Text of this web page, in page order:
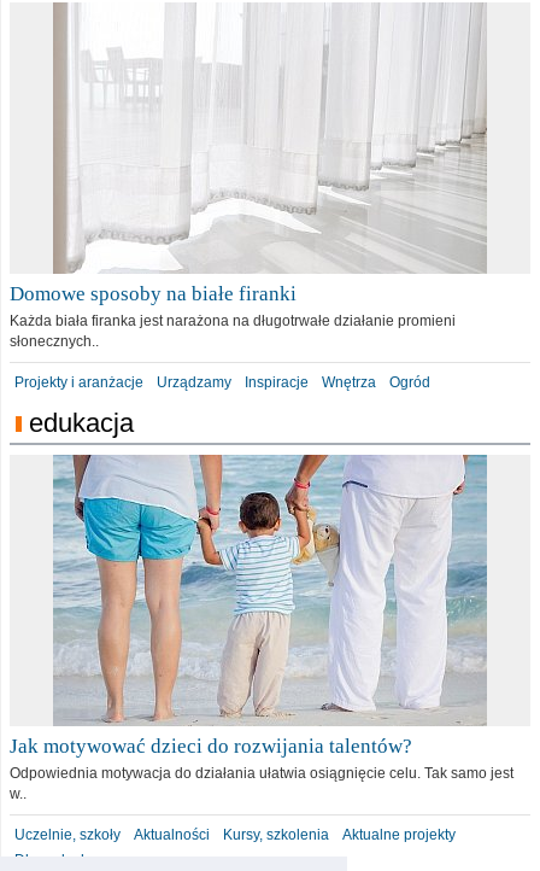
Domowe sposoby na białe firanki
Każda biała firanka jest narażona na długotrwałe działanie promieni
słonecznych..
Projekty i aranżacje Urządzamy Inspiracje Wnętrza Ogród
edukacja
Jak motywować dzieci do rozwijania talentów?
Odpowiednia motywacja do działania ułatwia osiągnięcie celu. Tak samo jest
w..
Uczelnie, szkoły Aktualności Kursy, szkolenia
Aktualne projekty
Dla malucha